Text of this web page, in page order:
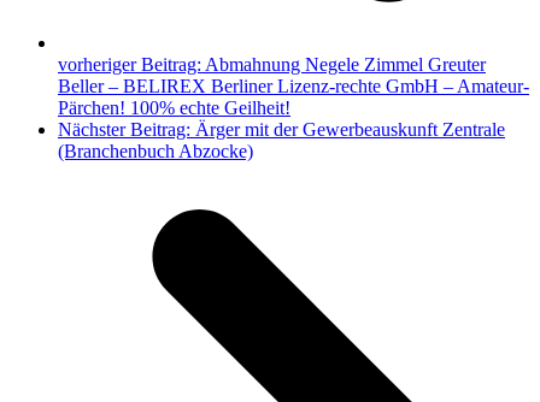
vorheriger Beitrag: Abmahnung Negele Zimmel Greuter
Beller – BELIREX Berliner Lizenz-rechte GmbH – Amateur-
Pärchen! 100% echte Geilheit!
Nächster Beitrag: Ärger mit der Gewerbeauskunft Zentrale
(Branchenbuch Abzocke)